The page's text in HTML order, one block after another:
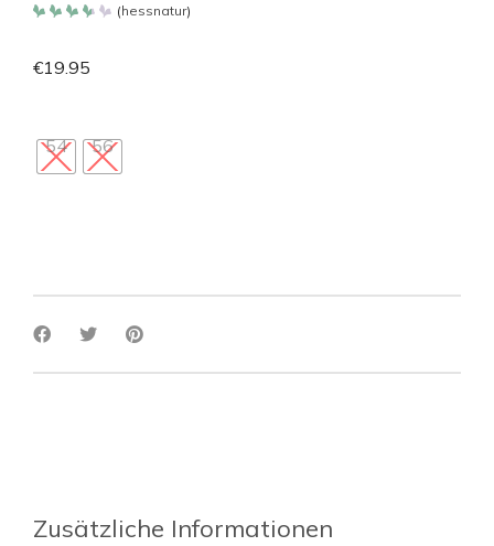
von 5
(hessnatur)
€19.95
54 56
Zusätzliche Informationen